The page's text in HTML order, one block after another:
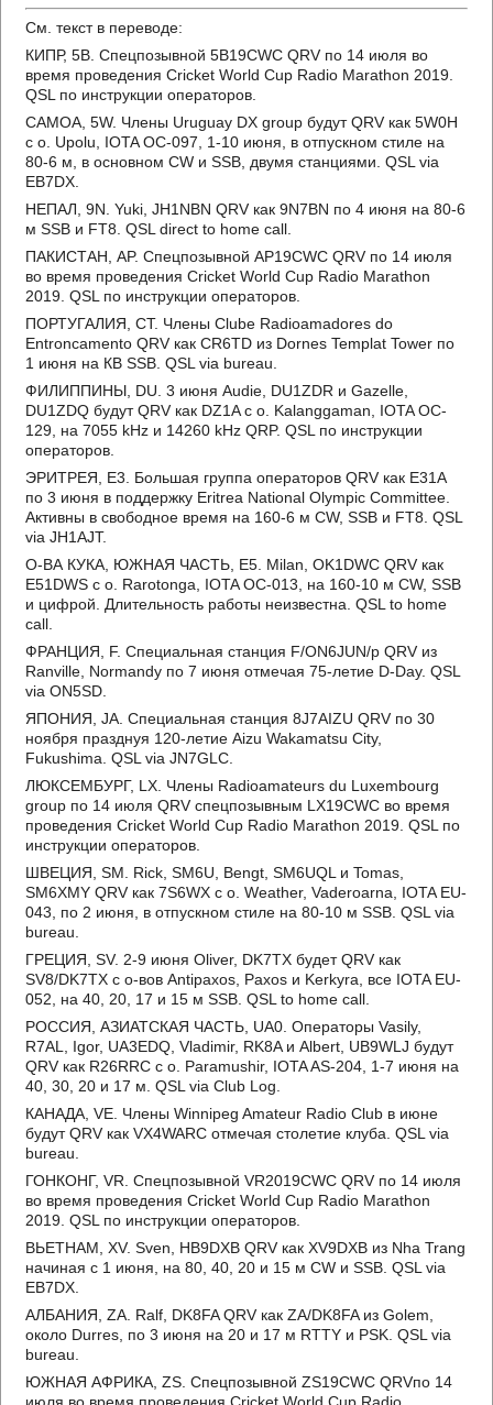
См. текст в переводе:
КИПР, 5B. Спецпозывной 5B19CWC QRV по 14 июля во
время проведения Cricket World Cup Radio Marathon 2019.
QSL по инструкции операторов.
САМОА, 5W. Члены Uruguay DX group будут QRV как 5W0H
с о. Upolu, IOTA OC-097, 1-10 июня, в отпускном стиле на
80-6 м, в основном CW и SSB, двумя станциями. QSL via
EB7DX.
НЕПАЛ, 9N. Yuki, JH1NBN QRV как 9N7BN по 4 июня на 80-6
м SSB и FT8. QSL direct to home call.
ПАКИСТАН, AP. Спецпозывной AP19CWC QRV по 14 июля
во время проведения Cricket World Cup Radio Marathon
2019. QSL по инструкции операторов.
ПОРТУГАЛИЯ, CT. Члены Clube Radioamadores do
Entroncamento QRV как CR6TD из Dornes Templat Tower по
1 июня на КВ SSB. QSL via bureau.
ФИЛИППИНЫ, DU. 3 июня Audie, DU1ZDR и Gazelle,
DU1ZDQ будут QRV как DZ1A с о. Kalanggaman, IOTA OC-
129, на 7055 kHz и 14260 kHz QRP. QSL по инструкции
операторов.
ЭРИТРЕЯ, E3. Большая группа операторов QRV как E31A
по 3 июня в поддержку Eritrea National Olympic Committee.
Активны в свободное время на 160-6 м CW, SSB и FT8. QSL
via JH1AJT.
О-ВА КУКА, ЮЖНАЯ ЧАСТЬ, E5. Milan, OK1DWC QRV как
E51DWS с о. Rarotonga, IOTA OC-013, на 160-10 м CW, SSB
и цифрой. Длительность работы неизвестна. QSL to home
call.
ФРАНЦИЯ, F. Специальная станция F/ON6JUN/p QRV из
Ranville, Normandy по 7 июня отмечая 75-летие D-Day. QSL
via ON5SD.
ЯПОНИЯ, JA. Специальная станция 8J7AIZU QRV по 30
ноября празднуя 120-летие Aizu Wakamatsu City,
Fukushima. QSL via JN7GLC.
ЛЮКСЕМБУРГ, LX. Члены Radioamateurs du Luxembourg
group по 14 июля QRV спецпозывным LX19CWC во время
проведения Cricket World Cup Radio Marathon 2019. QSL по
инструкции операторов.
ШВЕЦИЯ, SM. Rick, SM6U, Bengt, SM6UQL и Tomas,
SM6XMY QRV как 7S6WX с о. Weather, Vaderoarna, IOTA EU-
043, по 2 июня, в отпускном стиле на 80-10 м SSB. QSL via
bureau.
ГРЕЦИЯ, SV. 2-9 июня Oliver, DK7TX будет QRV как
SV8/DK7TX с о-вов Antipaxos, Paxos и Kerkyra, все IOTA EU-
052, на 40, 20, 17 и 15 м SSB. QSL to home call.
РОССИЯ, АЗИАТСКАЯ ЧАСТЬ, UA0. Операторы Vasily,
R7AL, Igor, UA3EDQ, Vladimir, RK8A и Albert, UB9WLJ будут
QRV как R26RRC с о. Paramushir, IOTA AS-204, 1-7 июня на
40, 30, 20 и 17 м. QSL via Club Log.
КАНАДА, VE. Члены Winnipeg Amateur Radio Club в июне
будут QRV как VX4WARC отмечая столетие клуба. QSL via
bureau.
ГОНКОНГ, VR. Спецпозывной VR2019CWC QRV по 14 июля
во время проведения Cricket World Cup Radio Marathon
2019. QSL по инструкции операторов.
ВЬЕТНАМ, XV. Sven, HB9DXB QRV как XV9DXB из Nha Trang
начиная с 1 июня, на 80, 40, 20 и 15 м CW и SSB. QSL via
EB7DX.
АЛБАНИЯ, ZA. Ralf, DK8FA QRV как ZA/DK8FA из Golem,
около Durres, по 3 июня на 20 и 17 м RTTY и PSK. QSL via
bureau.
ЮЖНАЯ АФРИКА, ZS. Спецпозывной ZS19CWC QRVпо 14